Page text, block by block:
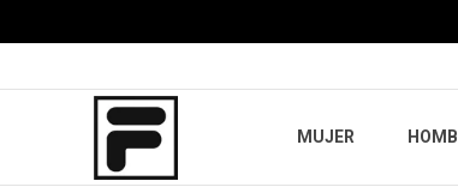
MUJER